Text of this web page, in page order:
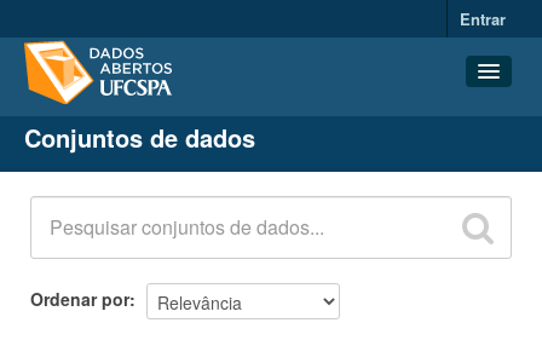
Entrar
Conjuntos de dados
Organizações
Grupos
Sobre
Conjuntos de dados
Ordenar por